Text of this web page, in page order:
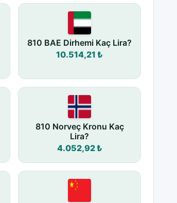
810 BAE Dirhemi Kaç Lira?
10.514,21 ₺
810 Norveç Kronu Kaç
Lira?
4.052,92 ₺